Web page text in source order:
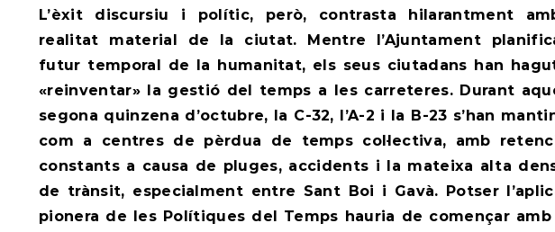
L’èxit discursiu i polític, però, contrasta hilarantment
realitat material de la ciutat. Mentre l’Ajuntament
futur temporal de la humanitat, els seus ciutadans han
«reinventar» la gestió del temps a les carreteres. Durant
segona quinzena d’octubre, la C-32, l’A-2 i la B-23 s’han
com a centres de pèrdua de temps col·lectiva, amb
constants a causa de pluges, accidents i la mateixa alta
de trànsit, especialment entre Sant Boi i Gavà. Potser
pionera de les Polítiques del Temps hauria de començar amb